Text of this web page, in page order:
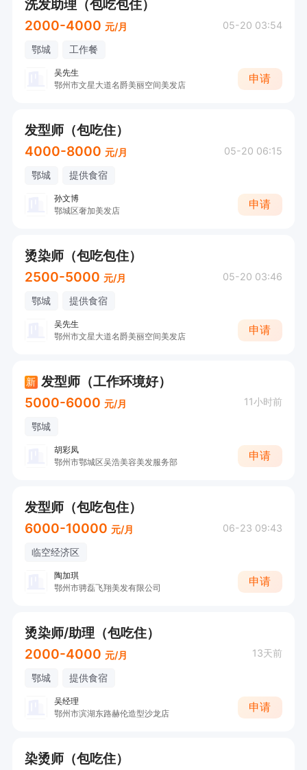
洗发助理（包吃包住）
2000-4000 元/月 05-20 03:54
鄂城 工作餐
吴先生
鄂州市文星大道名爵美丽空间美发店
申请
发型师（包吃住）
4000-8000 元/月 05-20 06:15
鄂城 提供食宿
孙文博
鄂城区奢加美发店
申请
烫染师（包吃包住）
2500-5000 元/月 05-20 03:46
鄂城 提供食宿
吴先生
鄂州市文星大道名爵美丽空间美发店
申请
新 发型师（工作环境好）
5000-6000 元/月 11小时前
鄂城
胡彩凤
鄂州市鄂城区吴浩美容美发服务部
申请
发型师（包吃包住）
6000-10000 元/月 06-23 09:43
临空经济区
陶加琪
鄂州市骋磊飞翔美发有限公司
申请
烫染师/助理（包吃住）
2000-4000 元/月 13天前
鄂城 提供食宿
吴经理
鄂州市滨湖东路赫伦造型沙龙店
申请
染烫师（包吃住）